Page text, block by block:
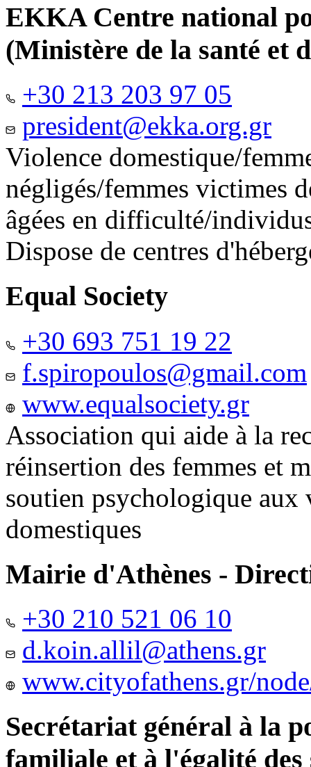
EKKA Centre national
(Ministère de la santé et
+30 213 203 97 05
president@ekka.org.gr
Violence domestique/
négligés/femmes victimes
âgées en difficulté/
Dispose de centres
Equal Society
+30 693 751 19 22
f.spiropoulos@gmail.com
www.equalsociety.gr
Association qui aide à la
réinsertion des femmes et
soutien psychologique aux
domestiques
Mairie d'Athènes -
+30 210 521 06 10
d.koin.allil@athens.gr
www.cityofathens.gr/
Secrétariat général à la
familiale et à l'égalité des